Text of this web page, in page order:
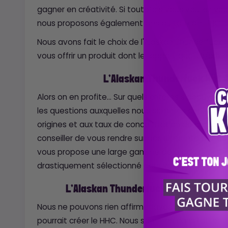
gagner en créativité. Si toutefois vous vouliez
nous proposons également des au taux de HHC
Nous avons fait le choix de l'Alaskan Thunderfuck
vous offrir un produit dont le rapport qualité/prix
L'Alaskan Thunderfuck HHC
Alors on en profite… Sur quels critères s'appuyer
les questions auxquelles nous sommes
origines et aux taux de concentration de certains
conseiller de vous rendre sur des sites internet
vous propose une large gamme de produits HHC
drastiquement sélectionné pour vous.
L'Alaskan Thunderfuck HHC 40%
Nous ne pouvons rien affirmer avec certitude sur
pourrait créer le HHC. Nous sommes dans